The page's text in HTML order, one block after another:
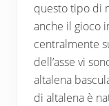
questo tipo di
anche il gioco
centralmente
dell’asse vi
altalena
di altalena è